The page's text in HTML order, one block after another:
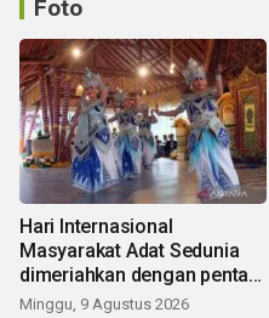
Foto
Hari Internasional
Masyarakat Adat Sedunia
dimeriahkan dengan pentas
seni budaya Bali
Minggu, 9 Agustus 2026